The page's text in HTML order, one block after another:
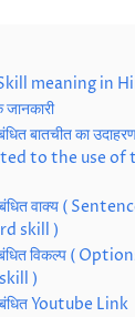
Skill meaning in
बातचीत का
to the use of
वाक्य (
skill )
विकल्प (
)
Youtube Link